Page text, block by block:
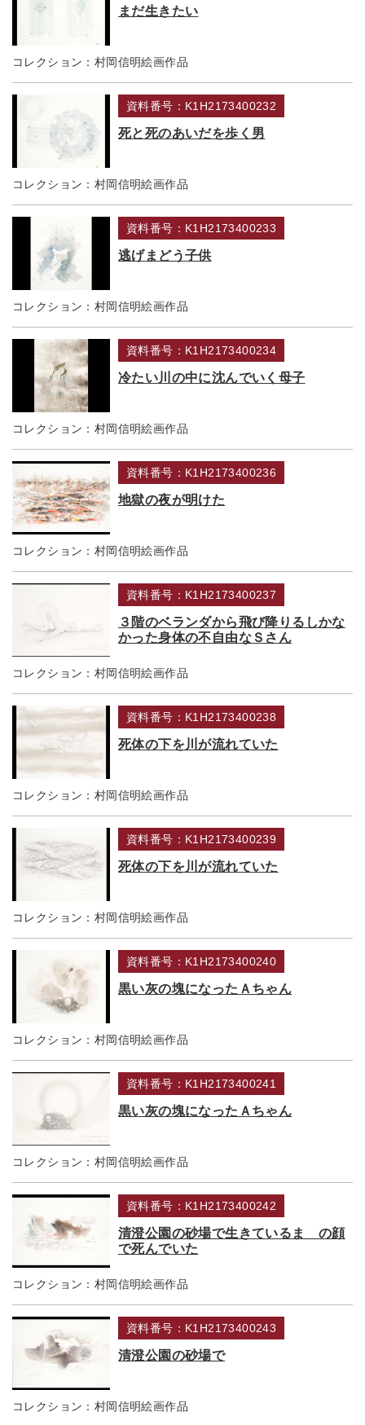
まだ生きたい
コレクション： 村岡信明絵画作品
資料番号：K1H2173400232
死と死のあいだを歩く男
コレクション： 村岡信明絵画作品
資料番号：K1H2173400233
逃げまどう子供
コレクション： 村岡信明絵画作品
資料番号：K1H2173400234
冷たい川の中に沈んでいく母子
コレクション： 村岡信明絵画作品
資料番号：K1H2173400236
地獄の夜が明けた
コレクション： 村岡信明絵画作品
資料番号：K1H2173400237
３階のベランダから飛び降りるしかな
かった身体の不自由なＳさん
コレクション： 村岡信明絵画作品
資料番号：K1H2173400238
死体の下を川が流れていた
コレクション： 村岡信明絵画作品
資料番号：K1H2173400239
死体の下を川が流れていた
コレクション： 村岡信明絵画作品
資料番号：K1H2173400240
黒い灰の塊になったＡちゃん
コレクション： 村岡信明絵画作品
資料番号：K1H2173400241
黒い灰の塊になったＡちゃん
コレクション： 村岡信明絵画作品
資料番号：K1H2173400242
清澄公園の砂場で生きているまゝの顔
で死んでいた
コレクション： 村岡信明絵画作品
資料番号：K1H2173400243
清澄公園の砂場で
コレクション： 村岡信明絵画作品